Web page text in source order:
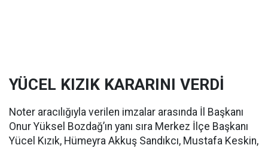
YÜCEL KIZIK KARARINI VERDİ
Noter aracılığıyla verilen imzalar arasında İl Başkanı
Onur Yüksel Bozdağ’ın yanı sıra Merkez İlçe Başkanı
Yücel Kızık, Hümeyra Akkuş Sandıkcı, Mustafa Keskin,